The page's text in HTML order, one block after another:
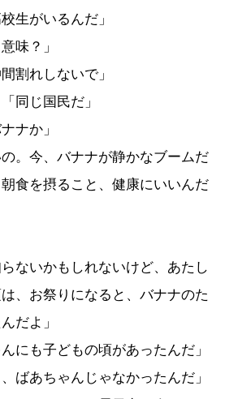
生がいるんだ」
味？」
割れしないで」
同じ国民だ」
ナか」
の。今、バナナが静かなブームだ
食を摂ること、健康にいいんだ
らないかもしれないけど、あたし
、お祭りになると、バナナのた
だよ」
にも子どもの頃があったんだ」
ばあちゃんじゃなかったんだ」